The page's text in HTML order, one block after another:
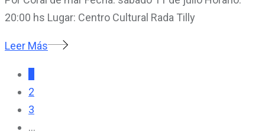
20:00 hs Lugar: Centro Cultural Rada Tilly
Leer Más
2
3
...